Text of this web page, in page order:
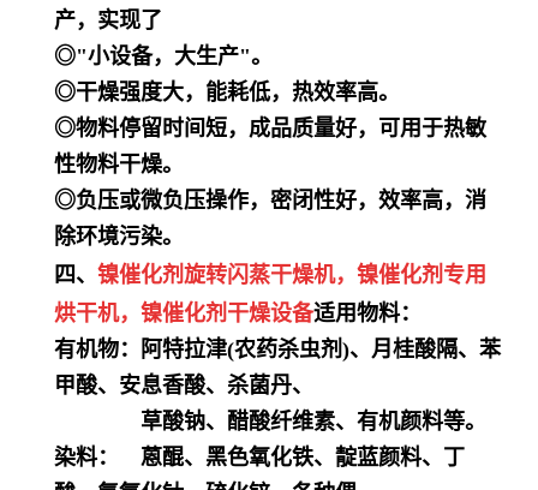
产，实现了
◎"小设备，大生产"。
◎干燥强度大，能耗低，热效率高。
◎物料停留时间短，成品质量好，可用于热敏
性物料干燥。
◎负压或微负压操作，密闭性好，效率高，消
除环境污染。
四、 镍催化剂旋转闪蒸干燥机， 镍催化剂专用
烘干机， 镍催化剂干燥设备适用物料：
有机物：阿特拉津(农药杀虫剂)、月桂酸隔、苯
甲酸、安息香酸、杀菌丹、
草酸钠、醋酸纤维素、有机颜料等。
染料： 蒽醌、黑色氧化铁、靛蓝颜料、丁